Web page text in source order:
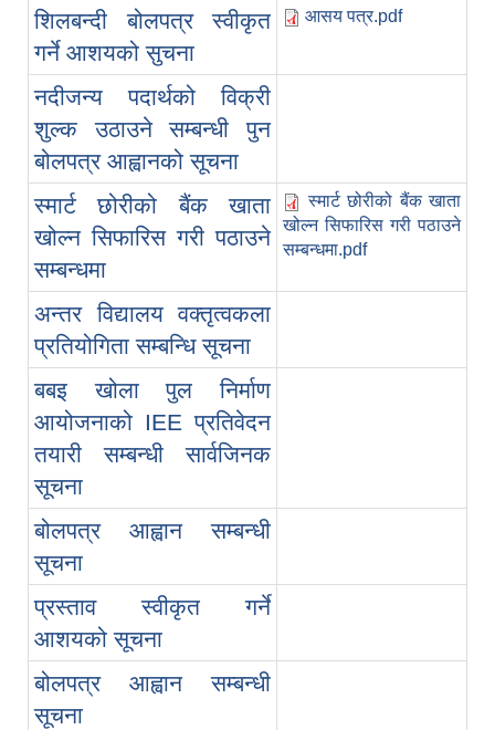
शिलबन्दी बोलपत्र स्वीकृत
गर्ने आशयको सुचना
आसय पत्र.pdf
नदीजन्य पदार्थको विक्री
शुल्क उठाउने सम्बन्धी पुन
बोलपत्र आह्वानको सूचना
स्मार्ट छोरीको बैंक खाता
खोल्न सिफारिस गरी पठाउने
सम्बन्धमा
स्मार्ट छोरीको बैंक खाता
खोल्न सिफारिस गरी पठाउने
सम्बन्धमा.pdf
अन्तर विद्यालय वक्तृत्वकला
प्रतियोगिता सम्बन्धि सूचना
बबइ खोला पुल निर्माण
आयोजनाको IEE प्रतिवेदन
तयारी सम्बन्धी सार्वजिनक
सूचना
बोलपत्र आह्वान सम्बन्धी
सूचना
प्रस्ताव स्वीकृत गर्ने
आशयको सूचना
बोलपत्र आह्वान सम्बन्धी
सूचना